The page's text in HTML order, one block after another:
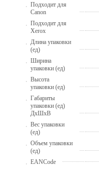
Подходит для
Canon
Подходит для
Xerox
Длина упаковки
(ед)
Ширина
упаковки (ед)
Высота
упаковки (ед)
Габариты
упаковки (ед)
ДхШхВ
Вес упаковки
(ед)
Объем упаковки
(ед)
EANCode